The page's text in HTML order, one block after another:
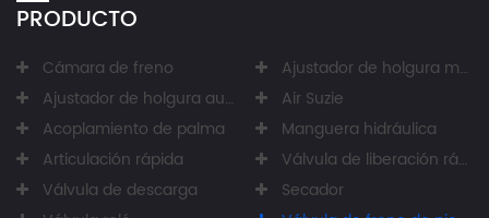
PRODUCTO
Cámara de freno
Ajustador de holgura manual
Ajustador de holgura automático
Air Suzie
Acoplamiento de palma
Manguera hidráulica
Articulación rápida
Válvula de liberación rápida
Válvula de descarga
Secador